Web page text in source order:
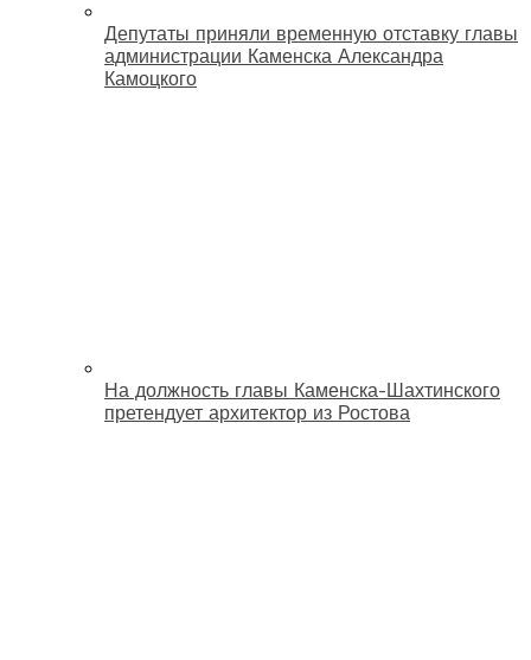
Депутаты приняли временную отставку главы
администрации Каменска Александра
Камоцкого
На должность главы Каменска-Шахтинского
претендует архитектор из Ростова